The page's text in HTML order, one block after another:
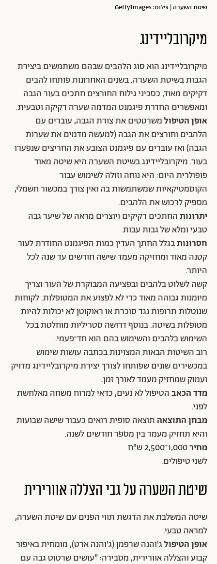
שיטת השערה | צילום: GettyImages
מיקרובליידינג
מיקרובליידינג הוא סוג הלהבים שבהם משתמשים ביצירת
הגבות בשיטת השערה. בשנים האחרונות פותחו להבים
דקיקים מאוד, כסכיני גילוח החורצים חתכים בעור הגבה
ומאפשרים החדרת פיגמנט המדמה שערה דקיקה וטבעית.
אופן הטיפולמשרטטים את צורת הגבה, עוברים עם
הלהבים וחורצים את הגבה (למעשה מדמים את שערות
הגבה) ואז עוברים עם פיגמנט הצובע את החריצים שנפערו
בעור. מיקרובליידינג בשיטת השערה היא שיטה מאוד
פופולרית היום: היא נוחה וזולה לשימוש עבור
הקוסמטיקאיות שמשתמשות בה ואין צורך במכשור חשמלי,
מספיק לרכוש את הלהבים.
יתרונותהחתכים דקיקים ויוצרים מראה של שיער גבה
טבעי ומלא של גבות עבות.
חסרונותבגלל החתך העדין כמות הפיגמנט החודרת לעור
קטנה מאוד ומחזיקה מעמד שישה חודשים עד שנה לכל
היותר.
קשה לשלוט בלהבים ובפציעה המבוקרת של העור וצריך
מיומנות גבוהה מאוד כדי לא לפצוע את המטופלות. לקוחות
שנוטלות תרופות נגד סוכרת או ראוקוטן לא יכולות להיות
מטופלות בשיטה. בנוסף דרושה סטריליות מוחלטת בכל
השימוש בלהבים והשימוש בהם הוא חד־פעמי.
רוב השיטות הבאות המצוינות בכתבה עושות שימוש
במכשירים שונים שפותחו לצורך יצירת מיקרובליידינג מדויק
ועמוק שמחזיק מעמד לאורך זמן.
מדד הכאבהטיפול לא נעים, כדאי למרוח משחה מאלחשת
לפני.
מבחן התוצאה תוצאה סופית רואים כעבור שישה שבועות
והיא תחזיק מעמד בין מספר חודשים לשנה.
מחיר
לשני טיפולים.
שיטת השערה על גבי הצללה אוורירית
שיטה המשלבת את הדגשת תווי הפנים עם שיטת השערה,
למראה טבעי.
אופן הטיפולג'והנה שרפמן (ג'והנה ארט), מומחית באיפור
קבוע והצללה אוורירית, מסבירה: "עושים שרטוט גבה עם